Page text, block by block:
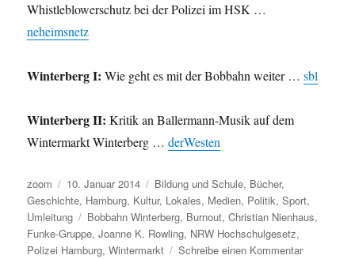
Whistleblowerschutz bei der Polizei im HSK …
neheimsnetz
Winterberg I: Wie geht es mit der Bobbahn weiter …sbl
Winterberg II: Kritik an Ballermann-Musik auf dem
Wintermarkt Winterberg …derWesten
Autor
zoom
Veröffentlicht
am
10. Januar 2014 Kategorien
Bildung und Schule, Bücher,
Geschichte, Hamburg, Kultur, Lokales, Medien, Politik,Sport,
Umleitung
Schlagwörter
Bobbahn Winterberg, Burnout,Christian Nienhaus,
Funke-Gruppe,Joanne K. Rowling, NRW Hochschulgesetz,
Polizei Hamburg,Wintermarkt Schreibe einen Kommentarzu